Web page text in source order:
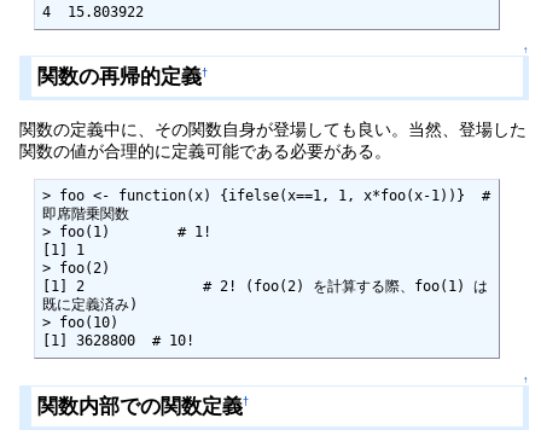
4  15.803922
↑
関数の再帰的定義†
関数の定義中に、その関数自身が登場しても良い。当然、登場した
関数の値が合理的に定義可能である必要がある。
> foo <- function(x) {ifelse(x==1, 1, x*foo(x-1))}  #
即席階乗関数
> foo(1)        # 1!
[1] 1
> foo(2)
[1] 2              # 2! (foo(2) を計算する際、foo(1) は
既に定義済み)
> foo(10)
[1] 3628800  # 10!
↑
関数内部での関数定義†